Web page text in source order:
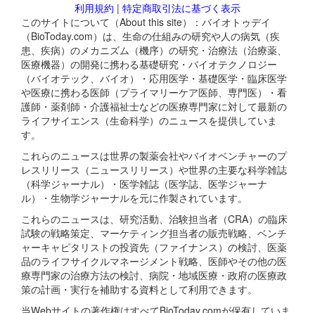
利用規約 | 特定商取引法に基づく表示
このサイトについて（About this site）：バイオトゥデイ
（BioToday.com）は、生命の仕組みの研究や人の病気（疾
患、疾病）のメカニズム（機序）の研究・治療法（治療薬、
医療機器）の開発に携わる基礎研究・バイオテクノロジー
（バイオテック、バイオ）・応用医学・基礎医学・臨床医学
や医療に携わる医師（プライマリーケア医師、専門医）・看
護師・薬剤師・介護福祉士などの医療専門家に対して最新の
ライフサイエンス（生命科学）のニュースを提供していま
す。
これらのニュースは世界の製薬会社やバイオベンチャーのプ
レスリリース（ニュースリリース）や世界の主要な科学雑誌
（科学ジャーナル）・医学雑誌（医学誌、医学ジャーナ
ル）・生物学ジャーナルを元に作製されています。
これらのニュースは、研究活動、治験担当者（CRA）の臨床
試験の戦略策定、マーケティング担当者の販売戦略、ベンチ
ャーキャピタリストの投資先（ファイナンス）の検討、医薬
品のライフサイクルマネージメント戦略、医師やその他の医
療専門家の治療方法の検討、病院・地域医療・政府の医療政
策の計画・実行を補助する資料として利用できます。